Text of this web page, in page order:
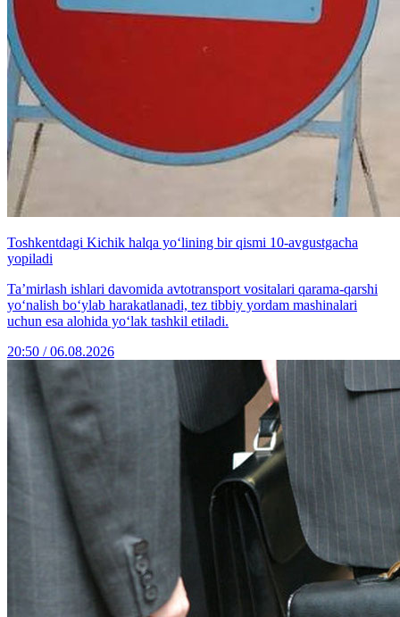
Toshkentdagi Kichik halqa yo‘lining bir qismi 10-avgustgacha
yopiladi
Ta’mirlash ishlari davomida avtotransport vositalari qarama-qarshi
yo‘nalish bo‘ylab harakatlanadi, tez tibbiy yordam mashinalari
uchun esa alohida yo‘lak tashkil etiladi.
20:50 / 06.08.2026